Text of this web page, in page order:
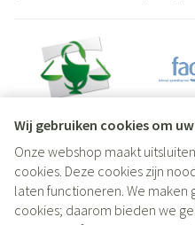
Wij gebruiken cookies om
Onze webshop maakt
cookies. Deze cookies zijn
laten functioneren. We maken
cookies; daarom bieden we
Juridische links